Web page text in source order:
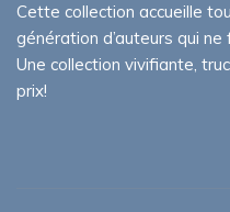
Cette collection accueille
génération d’auteurs qui
Une collection vivifiante,
prix!